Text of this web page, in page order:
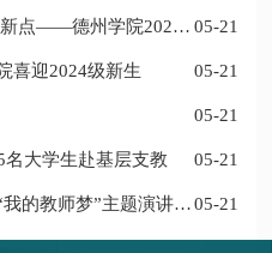
05-21
迎2024级新生 05-21
05-21
大学生赴基层支教 05-21
05-21